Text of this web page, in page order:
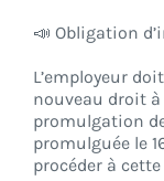
📣 Obligation
L’employeur doit
nouveau droit à
promulgation
promulguée le
procéder à